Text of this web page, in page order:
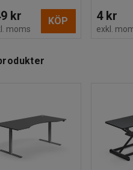
kr
moms
KÖP 4 kr
exkl.